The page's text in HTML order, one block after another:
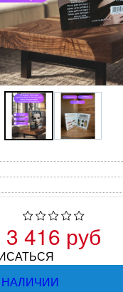
3 416 руб
НАЛИЧИИ